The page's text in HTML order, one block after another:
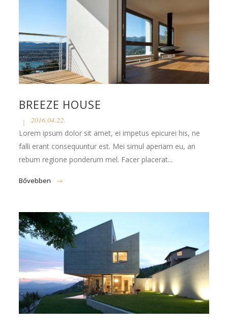
BREEZE HOUSE
2016.04.22.
Lorem ipsum dolor sit amet, ei impetus epicurei his, ne
falli erant consequuntur est. Mei simul aperiam eu, an
rebum regione ponderum mel. Facer placerat...
Bővebben